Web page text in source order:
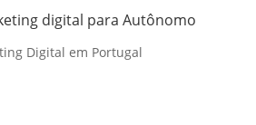
digital para Autônomo
Digital em Portugal